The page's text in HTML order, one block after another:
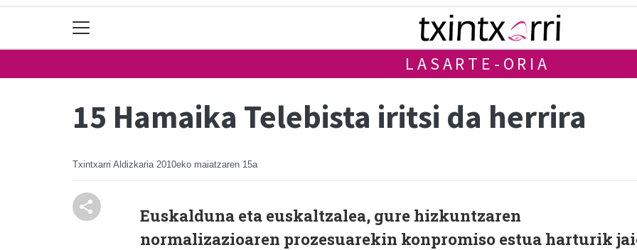
LASARTE-ORIA
15 Hamaika Telebista iritsi da herrira
Txintxarri Aldizkaria 2010eko maiatzaren 15a
Euskalduna eta euskaltzalea, gure hizkuntzaren
normalizazioaren prozesuarekin konpromiso estua harturik